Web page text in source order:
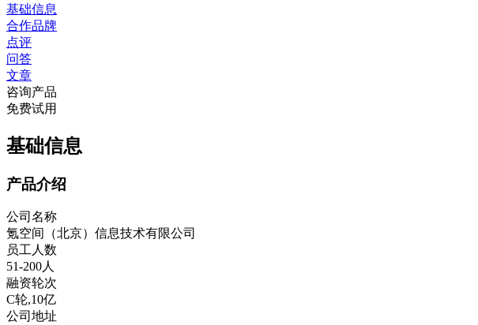
基础信息
合作品牌
点评
问答
文章
咨询产品
免费试用
基础信息
产品介绍
公司名称
氪空间（北京）信息技术有限公司
员工人数
51-200人
融资轮次
C轮,10亿
公司地址